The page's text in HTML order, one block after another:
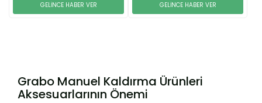
GELİNCE HABER VER GELİNCE HABER VER
Grabo Manuel Kaldırma Ürünleri
Aksesuarlarının Önemi